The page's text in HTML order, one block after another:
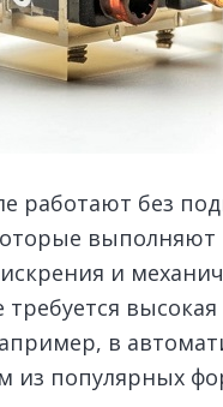
работают без
и
в
популярных